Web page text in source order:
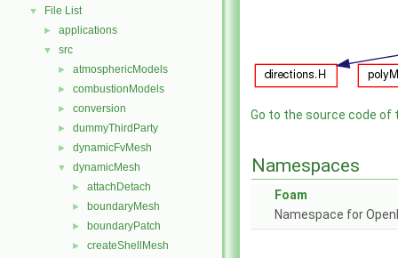
▼ File List
► applications
▼ src
► atmosphericModels
► combustionModels
► conversion
► dummyThirdParty
► dynamicFvMesh
▼ dynamicMesh
► attachDetach
► boundaryMesh
► boundaryPatch
► createShellMesh
Go to the source code of
Namespaces
Foam
Namespace for